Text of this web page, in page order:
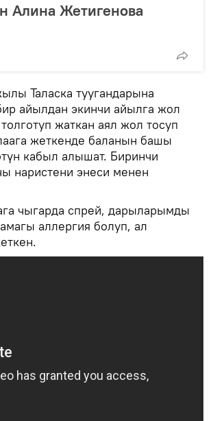
Алина Жетигенова
Таласка туугандарына
айылдан экинчи айылга жол
жаткан аял жол тосуп
жеткенде баланын башы
кабыл алышат. Биринчи
наристени энеси менен
чыгарда спрей, дарыларымды
аллергия болуп, ал